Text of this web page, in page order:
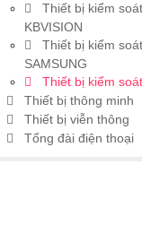
Thiết bị kiểm
KBVISION
Thiết bị kiểm
SAMSUNG
Thiết bị kiểm
Thiết bị thông minh
Thiết bị viễn thông
Tổng đài điện thoại